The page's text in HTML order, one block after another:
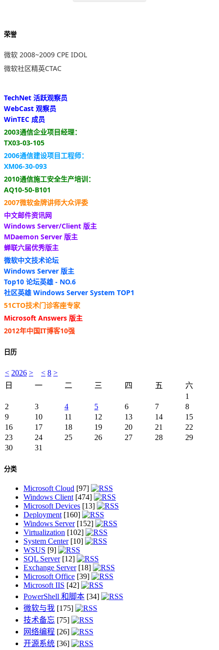
荣誉
微软 2008~2009 CPE IDOL
微软社区精英CTAC
TechNet 活跃观察员
WebCast 观察员
WinTEC 成员
2003通信企业项目经理：
TX03-03-105
2006通信建设项目工程师：
XM06-30-093
2010通信施工安全生产培训：
AQ10-50-B101
2007微软金牌讲师大众评委
中文邮件资讯网
Windows Server/Client 版主
MDaemon Server 版主
蝉联六届优秀版主
微软中文技术论坛
Windows Server 版主
Top10 论坛英雄 - NO.6
社区英雄 Windows Server System TOP1
51CTO技术门诊客座专家
Microsoft Answers 版主
2012年中国IT博客10强
日历
< 2026 > < 8 >
日
一 二 三 四 五
六
1
2
3 4 5 6 7
8
9
10 11 12 13 14
15
16
17 18 19 20 21
22
23
24 25 26 27 28
29
30
31
分类
Microsoft Cloud [97]
Windows Client [474]
Microsoft Devices [13]
Deployment [160]
Windows Server[152]
Virtualization [102]
System Center[10]
WSUS [9]
SQL Server[12]
Exchange Server[18]
Microsoft Office [39]
Microsoft IIS [42]
PowerShell 和脚本 [34]
微软与我 [175]
技术备忘 [75]
网络编程 [26]
开源系统 [36]